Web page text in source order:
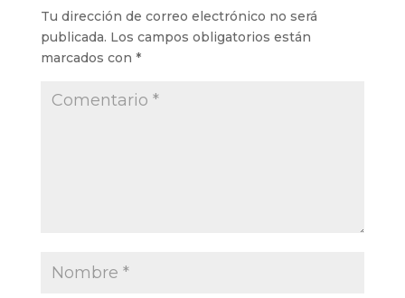
Tu dirección de correo electrónico no será
publicada. Los campos obligatorios están
marcados con *